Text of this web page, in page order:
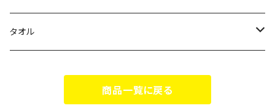
シークレットシャノワール
思い出とプレゼント
スポポポポニー
タオル
Milky✳︎Sphene
商品一覧に戻る